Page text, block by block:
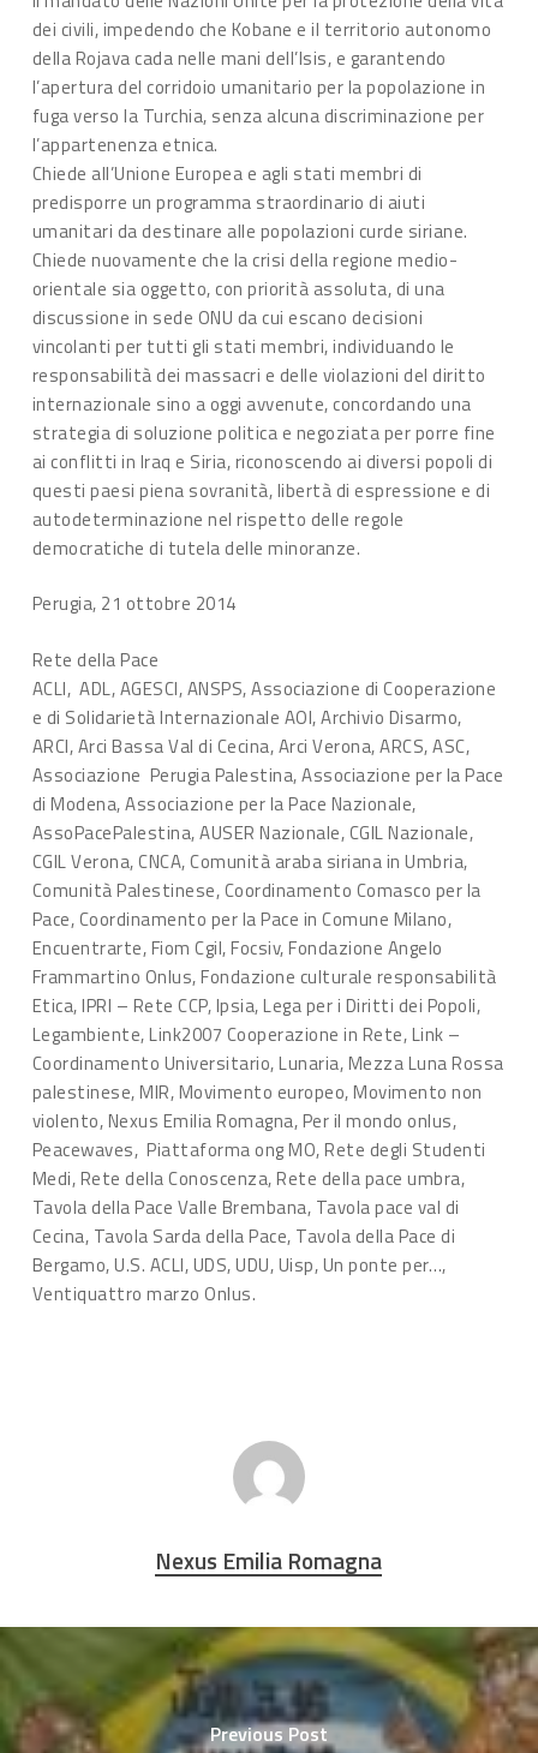
dei civili, impedendo che Kobane e il territorio autonomo
della Rojava cada nelle mani dell’Isis, e garantendo
l’apertura del corridoio umanitario per la popolazione in
fuga verso la Turchia, senza alcuna discriminazione per
l’appartenenza etnica.
Chiede all’Unione Europea e agli stati membri di
predisporre un programma straordinario di aiuti
umanitari da destinare alle popolazioni curde siriane.
Chiede nuovamente che la crisi della regione medio-
orientale sia oggetto, con priorità assoluta, di una
discussione in sede ONU da cui escano decisioni
vincolanti per tutti gli stati membri, individuando le
responsabilità dei massacri e delle violazioni del diritto
internazionale sino a oggi avvenute, concordando una
strategia di soluzione politica e negoziata per porre fine
ai conflitti in Iraq e Siria, riconoscendo ai diversi popoli di
questi paesi piena sovranità, libertà di espressione e di
autodeterminazione nel rispetto delle regole
democratiche di tutela delle minoranze.
Perugia, 21 ottobre 2014
Rete della Pace
ACLI, ADL, AGESCI, ANSPS, Associazione di Cooperazione
e di Solidarietà Internazionale AOI, Archivio Disarmo,
ARCI, Arci Bassa Val di Cecina, Arci Verona, ARCS, ASC,
Associazione Perugia Palestina, Associazione per la Pace
di Modena, Associazione per la Pace Nazionale,
AssoPacePalestina, AUSER Nazionale, CGIL Nazionale,
CGIL Verona, CNCA, Comunità araba siriana in Umbria,
Comunità Palestinese, Coordinamento Comasco per la
Pace, Coordinamento per la Pace in Comune Milano,
Encuentrarte, Fiom Cgil, Focsiv, Fondazione Angelo
Frammartino Onlus, Fondazione culturale responsabilità
Etica, IPRI – Rete CCP, Ipsia, Lega per i Diritti dei Popoli,
Legambiente, Link2007 Cooperazione in Rete, Link –
Coordinamento Universitario, Lunaria, Mezza Luna Rossa
palestinese, MIR, Movimento europeo, Movimento non
violento, Nexus Emilia Romagna, Per il mondo onlus,
Peacewaves, Piattaforma ong MO, Rete degli Studenti
Medi, Rete della Conoscenza, Rete della pace umbra,
Tavola della Pace Valle Brembana, Tavola pace val di
Cecina, Tavola Sarda della Pace, Tavola della Pace di
Bergamo, U.S. ACLI, UDS, UDU, Uisp, Un ponte per…,
Ventiquattro marzo Onlus.
Nexus Emilia Romagna
Previous Post